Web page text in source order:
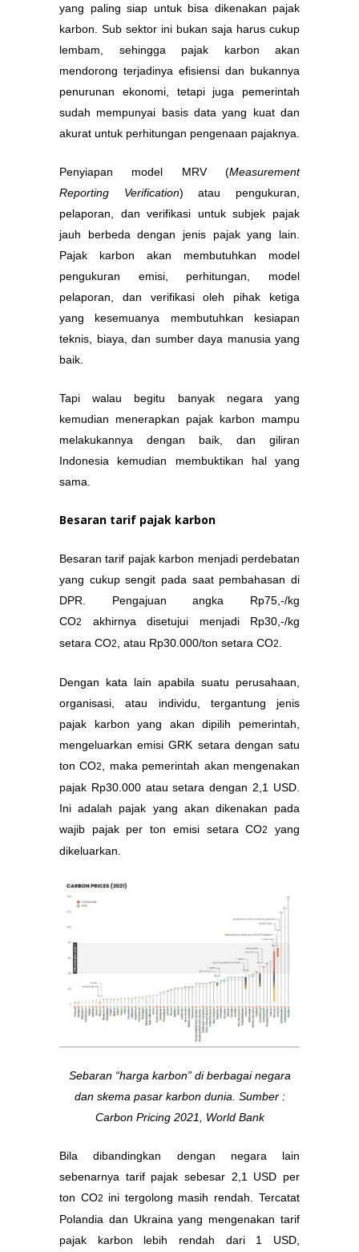
yang paling siap untuk bisa dikenakan pajak
karbon. Sub sektor ini bukan saja harus cukup
lembam, sehingga pajak karbon akan
mendorong terjadinya efisiensi dan bukannya
penurunan ekonomi, tetapi juga pemerintah
sudah mempunyai basis data yang kuat dan
akurat untuk perhitungan pengenaan pajaknya.
Penyiapan model MRV (Measurement
Reporting Verification) atau pengukuran,
pelaporan, dan verifikasi untuk subjek pajak
jauh berbeda dengan jenis pajak yang lain.
Pajak karbon akan membutuhkan model
pengukuran emisi, perhitungan, model
pelaporan, dan verifikasi oleh pihak ketiga
yang kesemuanya membutuhkan kesiapan
teknis, biaya, dan sumber daya manusia yang
baik.
Tapi walau begitu banyak negara yang
kemudian menerapkan pajak karbon mampu
melakukannya dengan baik, dan giliran
Indonesia kemudian membuktikan hal yang
sama.
Besaran tarif pajak karbon
Besaran tarif pajak karbon menjadi perdebatan
yang cukup sengit pada saat pembahasan di
DPR. Pengajuan angka Rp75,-/kg
CO2
akhirnya disetujui menjadi Rp30,-/kg
setara CO2 , atau Rp30.000/ton setara CO2
Dengan kata lain apabila suatu perusahaan,
organisasi, atau individu, tergantung jenis
pajak karbon yang akan dipilih pemerintah,
mengeluarkan emisi GRK setara dengan satu
ton CO2
, maka pemerintah akan mengenakan
pajak Rp30.000 atau setara dengan 2,1 USD.
Ini adalah pajak yang akan dikenakan pada
wajib pajak per ton emisi setara CO2
yang
dikeluarkan.
Sebaran “harga karbon” di berbagai negara
dan skema pasar karbon dunia. Sumber :
Carbon Pricing 2021, World Bank
Bila dibandingkan dengan negara lain
sebenarnya tarif pajak sebesar 2,1 USD per
ton CO2
ini tergolong masih rendah. Tercatat
Polandia dan Ukraina yang mengenakan tarif
pajak karbon lebih rendah dari 1 USD,